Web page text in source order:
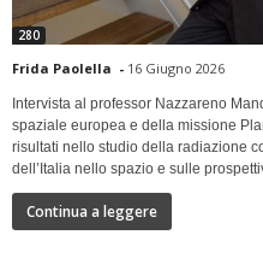
280
Frida Paolella - 16 Giugno 2026
Intervista al professor Nazzareno
spaziale europea e della missione
risultati nello studio della radiazione
dell’Italia nello spazio e sulle
Continua a leggere